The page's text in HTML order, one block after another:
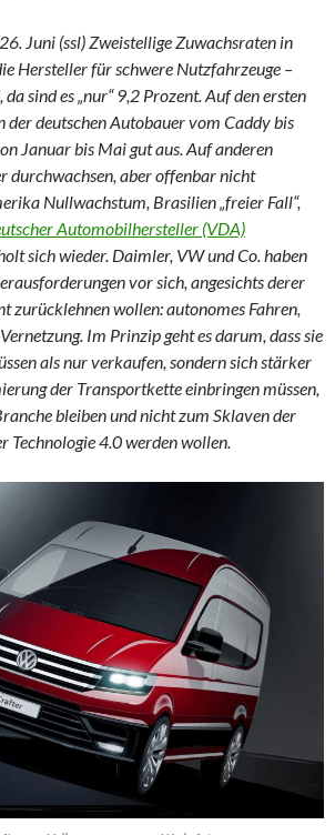
Juni (ssl) Zweistellige Zuwachsraten in
Hersteller für schwere Nutzfahrzeuge –
sind es „nur“ 9,2 Prozent. Auf den ersten
der deutschen Autobauer vom Caddy bis
Januar bis Mai gut aus. Auf anderen
durchwachsen, aber offenbar nicht
Nullwachstum, Brasilien „freier Fall“,
Automobilhersteller (VDA)
sich wieder. Daimler, VW und Co. haben
vor sich, angesichts derer
zurücklehnen wollen: autonomes Fahren,
Im Prinzip geht es darum, dass sie
als nur verkaufen, sondern sich stärker
der Transportkette einbringen müssen,
bleiben und nicht zum Sklaven der
Technologie 4.0 werden wollen.